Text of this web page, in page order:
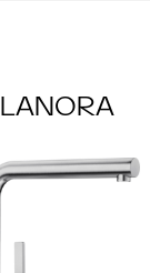
LANORA